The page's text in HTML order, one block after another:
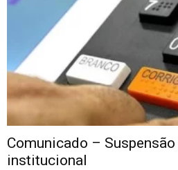
Comunicado –
institucional